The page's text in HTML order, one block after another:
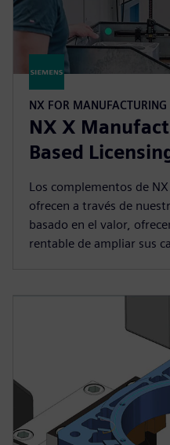
NX FOR MANUFACTURING
NX X
Based
Los complementos de
ofrecen a través de
basado en el valor,
rentable de ampliar sus